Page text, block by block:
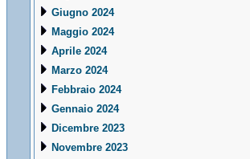
Giugno 2024
Maggio 2024
Aprile 2024
Marzo 2024
Febbraio 2024
Gennaio 2024
Dicembre 2023
Novembre 2023